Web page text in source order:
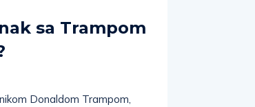
sa Trampom
Donaldom Trampom,